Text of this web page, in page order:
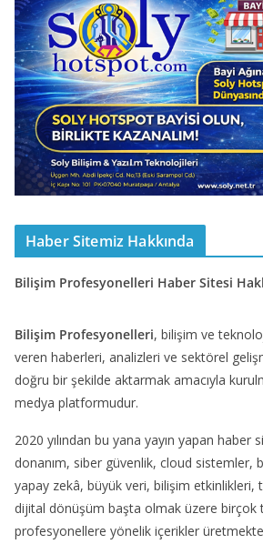
Haber Sitemiz Hakkında
Bilişim Profesyonelleri Haber Sitesi
Bilişim Profesyonelleri, bilişim ve
veren haberleri, analizleri ve sektörel
doğru bir şekilde aktarmak amacıyla
medya platformudur.
2020 yılından bu yana yayın yapan haber
donanım, siber güvenlik, cloud sistemler,
yapay zekâ, büyük veri, bilişim etkinlikleri,
dijital dönüşüm başta olmak üzere birçok
profesyonellere yönelik içerikler